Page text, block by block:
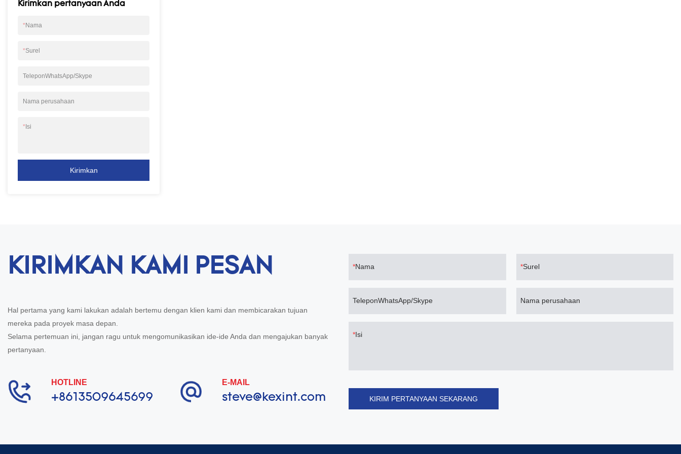
Kirimkan pertanyaan Anda
*Nama
*Surel
TeleponWhatsApp/Skype
Nama perusahaan
*Isi
Kirimkan
KIRIMKAN KAMI PESAN
Hal pertama yang kami lakukan adalah bertemu dengan klien kami dan membicarakan tujuan
mereka pada proyek masa depan.
Selama pertemuan ini, jangan ragu untuk mengomunikasikan ide-ide Anda dan mengajukan banyak
pertanyaan.
HOTLINE
+8613509645699
E-MAIL
steve@kexint.com
Nama Surel
TeleponWhatsApp/Skype Nama perusahaan
Isi
KIRIM PERTANYAAN SEKARANG